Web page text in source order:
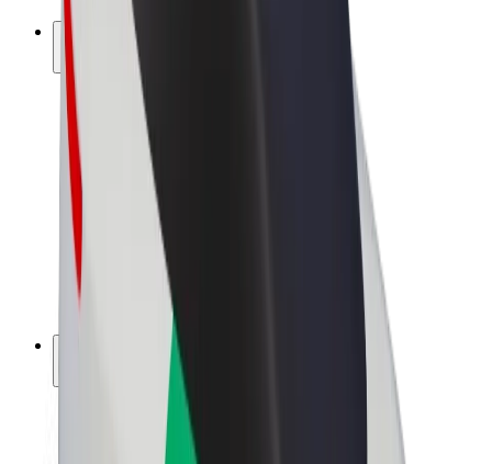
Colabora con Bolt
Conductores
Ingresos de conductor/a
Repartidores
Ingresos de repartidor
Comercios de Bolt Food
Franquicias
Trabaja con nosotros
Acerca de Bolt